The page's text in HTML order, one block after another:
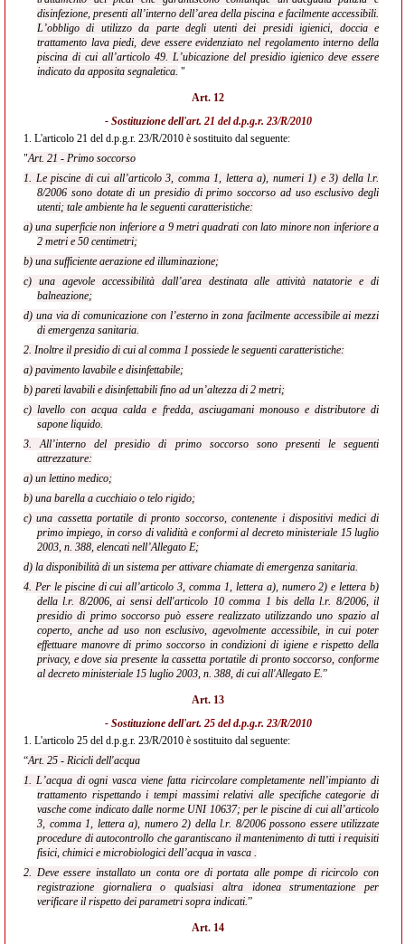
disinfezione, presenti all’interno dell’area della piscina e facilmente accessibili.
L’obbligo di utilizzo da parte degli utenti dei presidi igienici, doccia e
trattamento lava piedi, deve essere evidenziato nel regolamento interno della
piscina di cui all’articolo 49. L’ubicazione del presidio igienico deve essere
indicato da apposita segnaletica. "
Art. 12
- Sostituzione dell'art. 21 del d.p.g.r. 23/R/2010
1. L'articolo 21 del d.p.g.r. 23/R/2010 è sostituito dal seguente:
"Art. 21 - Primo soccorso
1. Le piscine di cui all’articolo 3, comma 1, lettera a), numeri 1) e 3) della l.r.
8/2006 sono dotate di un presidio di primo soccorso ad uso esclusivo degli
utenti; tale ambiente ha le seguenti caratteristiche:
a) una superficie non inferiore a 9 metri quadrati con lato minore non inferiore a
2 metri e 50 centimetri;
b) una sufficiente aerazione ed illuminazione;
c) una agevole accessibilità dall’area destinata alle attività natatorie e di
balneazione;
d) una via di comunicazione con l’esterno in zona facilmente accessibile ai mezzi
di emergenza sanitaria.
2. Inoltre il presidio di cui al comma 1 possiede le seguenti caratteristiche:
a) pavimento lavabile e disinfettabile;
b) pareti lavabili e disinfettabili fino ad un’altezza di 2 metri;
c) lavello con acqua calda e fredda, asciugamani monouso e distributore di
sapone liquido.
3. All’interno del presidio di primo soccorso sono presenti le seguenti
attrezzature:
a) un lettino medico;
b) una barella a cucchiaio o telo rigido;
c) una cassetta portatile di pronto soccorso, contenente i dispositivi medici di
primo impiego, in corso di validità e conformi al decreto ministeriale 15 luglio
2003, n. 388, elencati nell’Allegato E;
d) la disponibilità di un sistema per attivare chiamate di emergenza sanitaria.
4. Per le piscine di cui all’articolo 3, comma 1, lettera a), numero 2) e lettera b)
della l.r. 8/2006, ai sensi dell'articolo 10 comma 1 bis della l.r. 8/2006, il
presidio di primo soccorso può essere realizzato utilizzando uno spazio al
coperto, anche ad uso non esclusivo, agevolmente accessibile, in cui poter
effettuare manovre di primo soccorso in condizioni di igiene e rispetto della
privacy, e dove sia presente la cassetta portatile di pronto soccorso, conforme
al decreto ministeriale 15 luglio 2003, n. 388, di cui all'Allegato E.”
Art. 13
- Sostituzione dell'art. 25 del d.p.g.r. 23/R/2010
1. L'articolo 25 del d.p.g.r. 23/R/2010 è sostituito dal seguente:
“Art. 25 - Ricicli dell'acqua
1. L’acqua di ogni vasca viene fatta ricircolare completamente nell’impianto di
trattamento rispettando i tempi massimi relativi alle specifiche categorie di
vasche come indicato dalle norme UNI 10637; per le piscine di cui all’articolo
3, comma 1, lettera a), numero 2) della l.r. 8/2006 possono essere utilizzate
procedure di autocontrollo che garantiscano il mantenimento di tutti i requisiti
fisici, chimici e microbiologici dell’acqua in vasca .
2. Deve essere installato un conta ore di portata alle pompe di ricircolo con
registrazione giornaliera o qualsiasi altra idonea strumentazione per
verificare il rispetto dei parametri sopra indicati.”
Art. 14